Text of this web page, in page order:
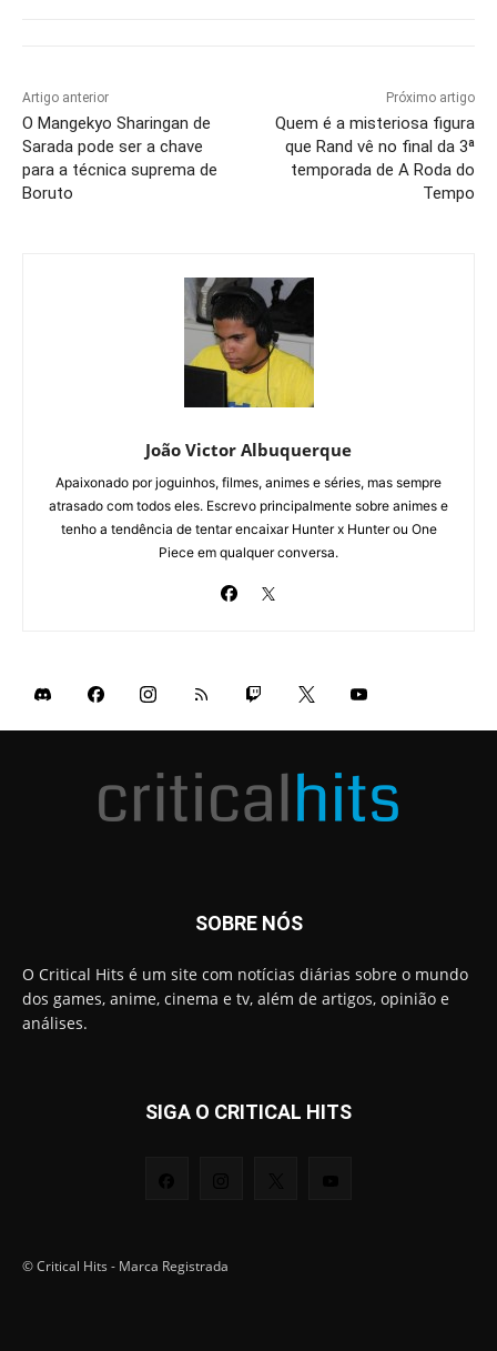
Artigo anterior
O Mangekyo Sharingan de
Sarada pode ser a chave
para a técnica suprema de
Boruto
Próximo artigo
Quem é a misteriosa figura
que Rand vê no final da 3ª
temporada de A Roda do
Tempo
João Victor Albuquerque
Apaixonado por joguinhos, filmes, animes e séries, mas sempre
atrasado com todos eles. Escrevo principalmente sobre animes e
tenho a tendência de tentar encaixar Hunter x Hunter ou One
Piece em qualquer conversa.
SOBRE NÓS
O Critical Hits é um site com notícias diárias sobre o mundo
dos games, anime, cinema e tv, além de artigos, opinião e
análises.
SIGA O CRITICAL HITS
© Critical Hits - Marca Registrada